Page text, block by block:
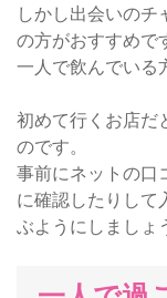
しかし出会いのチ
の方がおすすめで
一人で飲んでいる
初めて行くお店だ
のです。
事前にネットの口
に確認したりして
ぶようにしましょ